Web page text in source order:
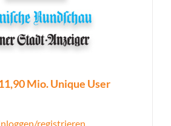
Mio. Unique User
registrieren